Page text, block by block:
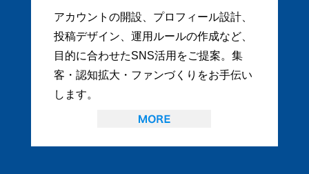
アカウントの開設、プロフィール設計、
投稿デザイン、運用ルールの作成など、
目的に合わせたSNS活用をご提案。集
客・認知拡大・ファンづくりをお手伝い
します。